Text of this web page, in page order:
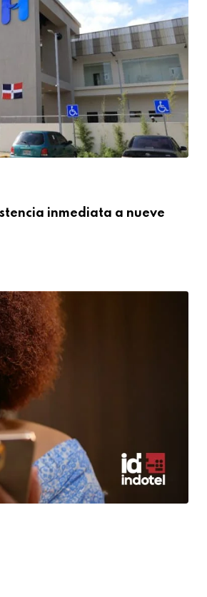
inmediata a nueve